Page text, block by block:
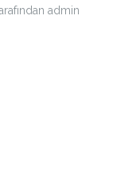
admin